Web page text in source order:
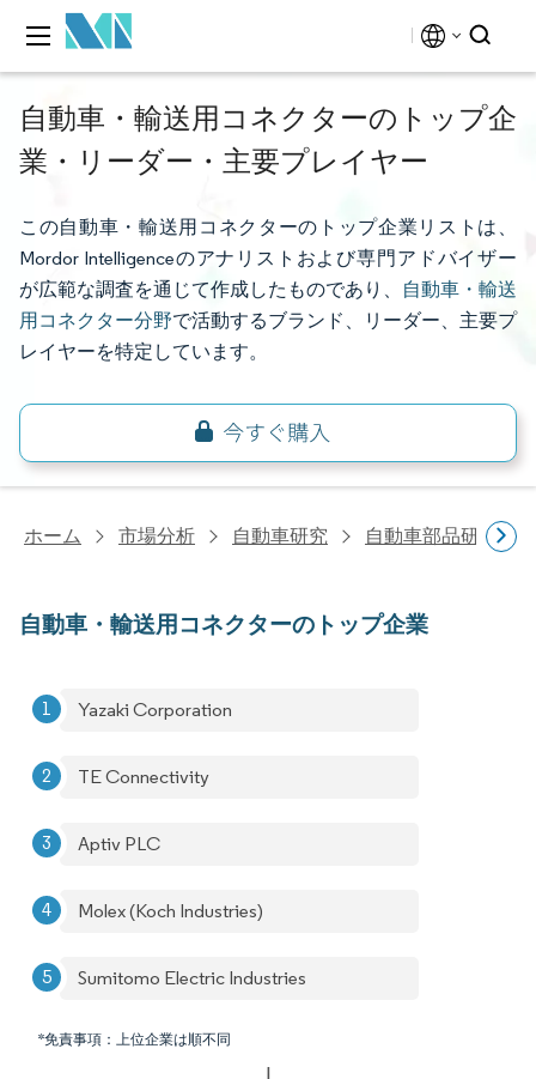
自動車・輸送用コネクターのトップ企
業・リーダー・主要プレイヤー
この自動車・輸送用コネクターのトップ企業リストは、
Mordor Intelligenceのアナリストおよび専門アドバイザー
が広範な調査を通じて作成したものであり、
自動車・輸送
用コネクター分野で活動するブランド、リーダー、主要プ
レイヤーを特定しています。
ホーム 市場分析 自動車研究 自動車部品研究
自動車・輸送用コネクターのトップ企業
Yazaki Corporation
TE Connectivity
Aptiv PLC
Molex (Koch Industries)
Sumitomo Electric Industries
*免責事項：上位企業は順不同